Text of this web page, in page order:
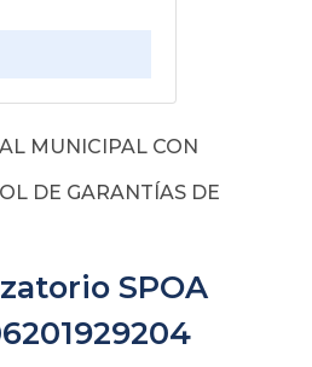
MUNICIPAL CON
DE GARANTÍAS DE
SPOA